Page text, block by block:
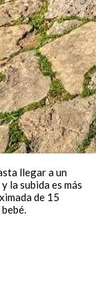
llegar a un
la subida es más
de 15